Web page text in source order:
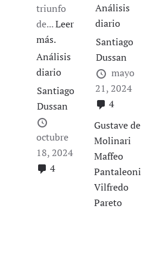
triunfo
de...Leer
más.
Análisis
diario
Santiago
Dussan
octubre
18, 2024
4
Análisis
diario
Santiago
Dussan
mayo
21, 2024
4
Gustave de
Molinari
Maffeo
Pantaleoni
Vilfredo
Pareto